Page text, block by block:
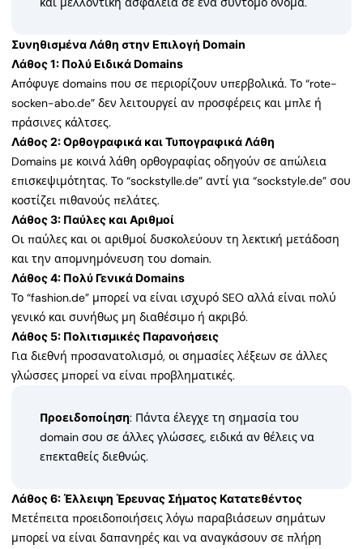
Συνηθισμένα Λάθη στην Επιλογή Domain
Λάθος 1: Πολύ Ειδικά Domains
Απόφυγε domains που σε περιορίζουν υπερβολικά. Το “rote-
socken-abo.de” δεν λειτουργεί αν προσφέρεις και μπλε ή
πράσινες κάλτσες.
Λάθος 2: Ορθογραφικά και Τυπογραφικά Λάθη
Domains με κοινά λάθη ορθογραφίας οδηγούν σε απώλεια
επισκεψιμότητας. Το “sockstylle.de” αντί για “sockstyle.de” σου
κοστίζει πιθανούς πελάτες.
Λάθος 3: Παύλες και Αριθμοί
Οι παύλες και οι αριθμοί δυσκολεύουν τη λεκτική μετάδοση
και την απομνημόνευση του domain.
Λάθος 4: Πολύ Γενικά Domains
Το “fashion.de” μπορεί να είναι ισχυρό SEO αλλά είναι πολύ
γενικό και συνήθως μη διαθέσιμο ή ακριβό.
Λάθος 5: Πολιτισμικές Παρανοήσεις
Για διεθνή προσανατολισμό, οι σημασίες λέξεων σε άλλες
γλώσσες μπορεί να είναι προβληματικές.
Προειδοποίηση: Πάντα έλεγχε τη σημασία του
domain σου σε άλλες γλώσσες, ειδικά αν θέλεις να
επεκταθείς διεθνώς.
Λάθος 6: Έλλειψη Έρευνας Σήματος Κατατεθέντος
Μετέπειτα προειδοποιήσεις λόγω παραβιάσεων σημάτων
μπορεί να είναι δαπανηρές και να αναγκάσουν σε πλήρη